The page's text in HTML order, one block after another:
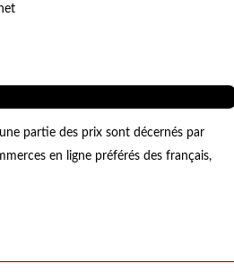
partie des prix sont décernés par
en ligne préférés des français,